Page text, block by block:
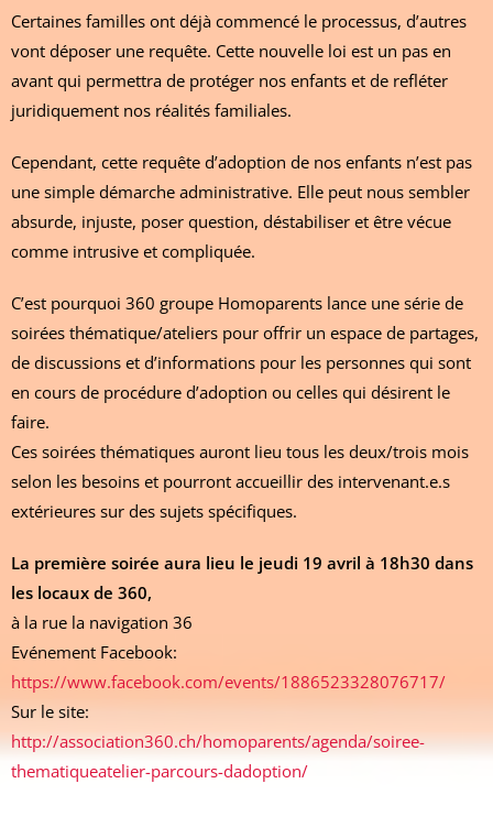
Certaines familles ont déjà commencé le processus, d’autres
vont déposer une requête. Cette nouvelle loi est un pas en
avant qui permettra de protéger nos enfants et de refléter
juridiquement nos réalités familiales.
Cependant, cette requête d’adoption de nos enfants n’est pas
une simple démarche administrative. Elle peut nous sembler
absurde, injuste, poser question, déstabiliser et être vécue
comme intrusive et compliquée.
C’est pourquoi 360 groupe Homoparents lance une série de
soirées thématique/ateliers pour offrir un espace de partages,
de discussions et d’informations pour les personnes qui sont
en cours de procédure d’adoption ou celles qui désirent le
faire.
Ces soirées thématiques auront lieu tous les deux/trois mois
selon les besoins et pourront accueillir des intervenant.e.s
extérieures sur des sujets spécifiques.
La première soirée aura lieu le jeudi 19 avril à 18h30 dans
les locaux de 360,
à la rue la navigation 36
Evénement Facebook:
https://www.facebook.com/events/1886523328076717/
Sur le site:
http://association360.ch/homoparents/agenda/soiree-
thematiqueatelier-parcours-dadoption/